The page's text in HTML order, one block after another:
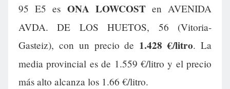
95 E5 es ONA LOWCOSTen AVENIDA
AVDA. DE LOS HUETOS, 56 (Vitoria-
Gasteiz), con un precio de 1.428 €/litro. La
media provincial es de 1.559 €/litro y el precio
más alto alcanza los 1.66 €/litro.